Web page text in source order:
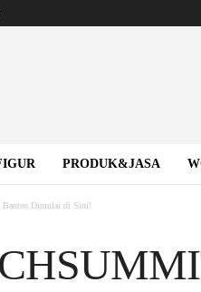
PRODUK&JASA
Dimulai di Sini!